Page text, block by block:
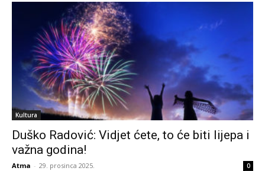
Kultura
Duško Radović: Vidjet ćete, to će biti lijepa i
važna godina!
Atma - 29. prosinca 2025. 0